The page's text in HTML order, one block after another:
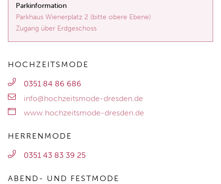
Parkinformation
Parkhaus Wienerplatz 2 (bitte obere Ebene)
Zugang über Erdgeschoss
HOCHZEITSMODE
0351 84 86 686
info@hochzeitsmode-dresden.de
www.hochzeitsmode-dresden.de
HERRENMODE
0351 43 83 39 25
ABEND- UND FESTMODE